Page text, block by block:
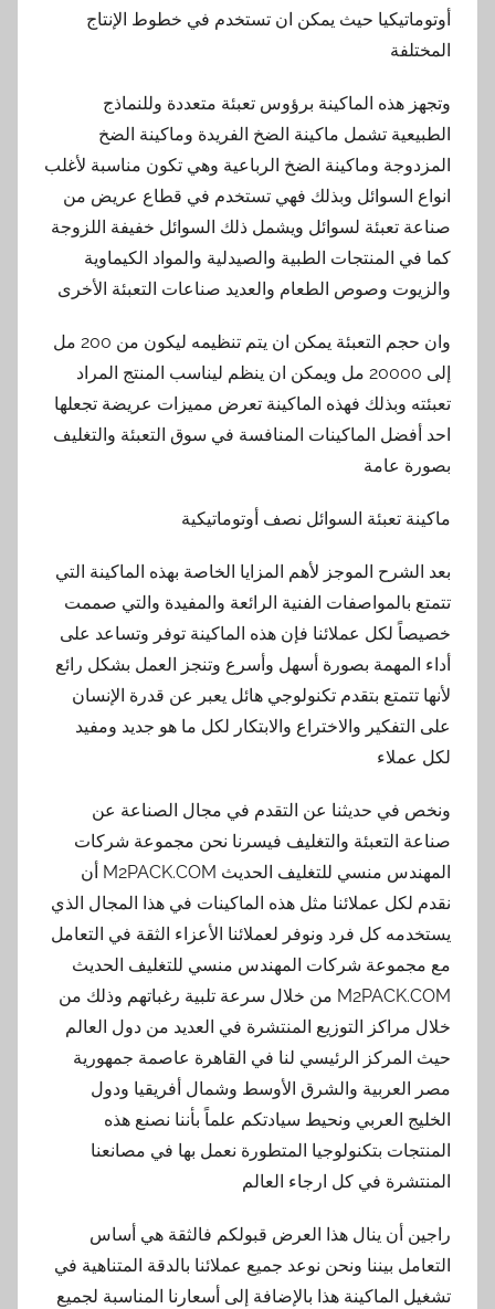
أوتوماتيكيا حيث يمكن ان تستخدم في خطوط الإنتاج
المختلفة
وتجهز هذه الماكينة برؤوس تعبئة متعددة وللنماذج
الطبيعية تشمل ماكينة الضخ الفريدة وماكينة الضخ
المزدوجة وماكينة الضخ الرباعية وهي تكون مناسبة لأغلب
انواع السوائل وبذلك فهي تستخدم في قطاع عريض من
صناعة تعبئة لسوائل ويشمل ذلك السوائل خفيفة اللزوجة
كما في المنتجات الطبية والصيدلية والمواد الكيماوية
والزيوت وصوص الطعام والعديد صناعات التعبئة الأخرى
وان حجم التعبئة يمكن ان يتم تنظيمه ليكون من 200 مل
إلى 20000 مل ويمكن ان ينظم ليناسب المنتج المراد
تعبئته وبذلك فهذه الماكينة تعرض مميزات عريضة تجعلها
احد أفضل الماكينات المنافسة في سوق التعبئة والتغليف
بصورة عامة
ماكينة تعبئة السوائل نصف أوتوماتيكية
بعد الشرح الموجز لأهم المزايا الخاصة بهذه الماكينة التي
تتمتع بالمواصفات الفنية الرائعة والمفيدة والتي صممت
خصيصاً لكل عملائنا فإن هذه الماكينة توفر وتساعد على
أداء المهمة بصورة أسهل وأسرع وتنجز العمل بشكل رائع
لأنها تتمتع بتقدم تكنولوجي هائل يعبر عن قدرة الإنسان
على التفكير والاختراع والابتكار لكل ما هو جديد ومفيد
لكل عملاء
ونخص في حديثنا عن التقدم في مجال الصناعة عن
صناعة التعبئة والتغليف فيسرنا نحن مجموعة شركات
المهندس منسي للتغليف الحديث M2PACK.COM أن
نقدم لكل عملائنا مثل هذه الماكينات في هذا المجال الذي
يستخدمه كل فرد ونوفر لعملائنا الأعزاء الثقة في التعامل
مع مجموعة شركات المهندس منسي للتغليف الحديث
M2PACK.COM من خلال سرعة تلبية رغباتهم وذلك من
خلال مراكز التوزيع المنتشرة في العديد من دول العالم
حيث المركز الرئيسي لنا في القاهرة عاصمة جمهورية
مصر العربية والشرق الأوسط وشمال أفريقيا ودول
الخليج العربي ونحيط سيادتكم علماً بأننا نصنع هذه
المنتجات بتكنولوجيا المتطورة نعمل بها في مصانعنا
المنتشرة في كل ارجاء العالم
راجين أن ينال هذا العرض قبولكم فالثقة هي أساس
التعامل بيننا ونحن نوعد جميع عملائنا بالدقة المتناهية في
تشغيل الماكينة هذا بالإضافة إلى أسعارنا المناسبة لجميع